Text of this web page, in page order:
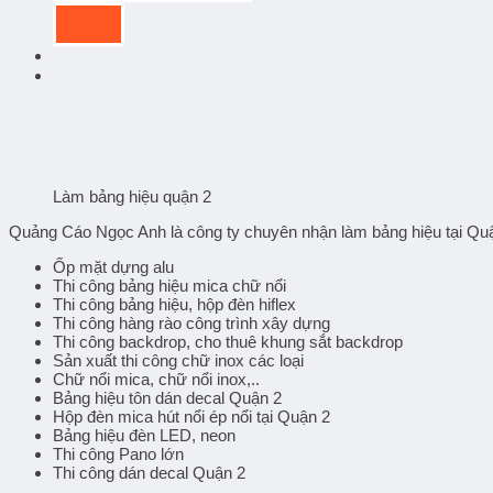
Làm bảng hiệu quận 2
Quảng Cáo Ngọc Anh là công ty chuyên nhận làm bảng hiệu tại
Ốp mặt dựng alu
Thi công bảng hiệu mica chữ nổi
Thi công bảng hiệu, hộp đèn hiflex
Thi công hàng rào công trình xây dựng
Thi công backdrop, cho thuê khung sắt backdrop
Sản xuất thi công chữ inox các loại
Chữ nổi mica, chữ nổi inox,..
Bảng hiệu tôn dán decal Quận 2
Hộp đèn mica hút nổi ép nổi tại Quận 2
Bảng hiệu đèn LED, neon
Thi công Pano lớn
Thi công dán decal Quận 2